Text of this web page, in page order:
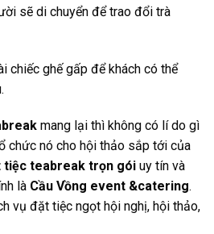
sẽ di chuyển để trao đổi trà
chiếc ghế gấp để khách có thể
mang lại thì không có lí do gì
chức nó cho hội thảo sắp tới của
tiệc teabreak trọn gói uy tín và
là Cầu Vồng event &catering.
vụ đặt tiệc ngọt hội nghị, hội thảo,